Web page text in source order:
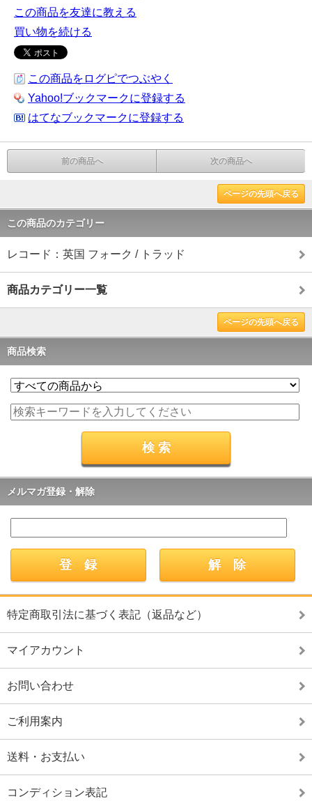
この商品を友達に教える
買い物を続ける
この商品をログピでつぶやく
Yahoo!ブックマークに登録する
はてなブックマークに登録する
前の商品へ 次の商品へ
ページの先頭へ戻る
この商品のカテゴリー
レコード：英国 フォーク / トラッド
商品カテゴリー一覧
ページの先頭へ戻る
商品検索
メルマガ登録・解除
特定商取引法に基づく表記（返品など）
マイアカウント
お問い合わせ
ご利用案内
送料・お支払い
コンディション表記